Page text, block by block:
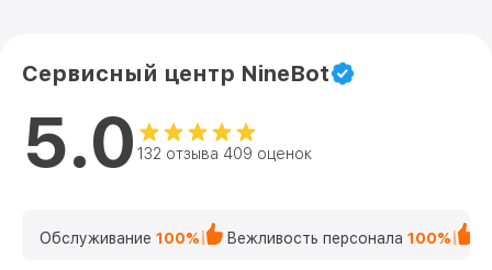
Сервисный центр NineBot
5.0 132 отзыва 409 оценок
Обслуживание 100% Вежливость персонала 100%